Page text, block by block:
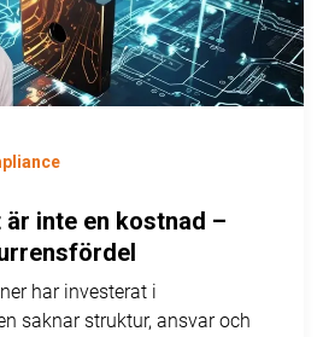
inte en kostnad –
har investerat i
saknar struktur, ansvar och